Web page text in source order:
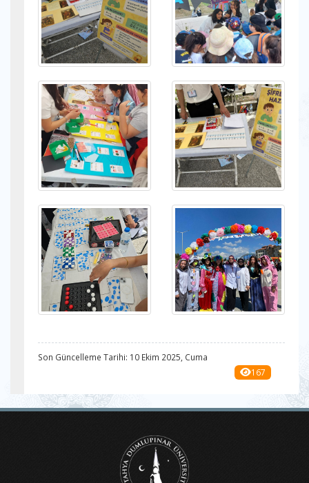
Son Güncelleme Tarihi: 10 Ekim 2025, Cuma
167